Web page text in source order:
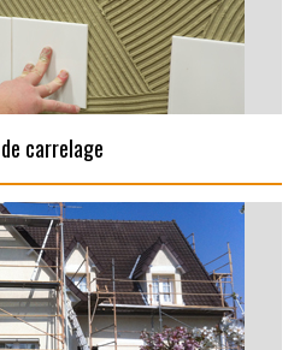
carrelage